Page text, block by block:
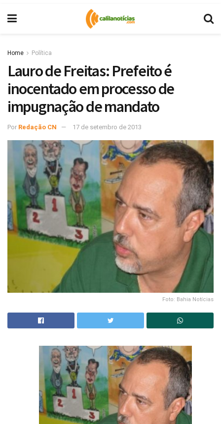
Home Política
Lauro de Freitas: Prefeito é
inocentado em processo de
impugnação de mandato
Por Redação CN 17 de setembro de 2013
Foto: Bahia Notícias